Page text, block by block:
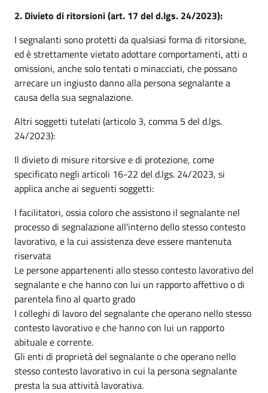
2. Divieto di ritorsioni (art. 17 del d.lgs. 24/2023):
I segnalanti sono protetti da qualsiasi forma di ritorsione,
ed è strettamente vietato adottare comportamenti, atti o
omissioni, anche solo tentati o minacciati, che possano
arrecare un ingiusto danno alla persona segnalante a
causa della sua segnalazione.
Altri soggetti tutelati (articolo 3, comma 5 del d.lgs.
24/2023):
Il divieto di misure ritorsive e di protezione, come
specificato negli articoli 16-22 del d.lgs. 24/2023, si
applica anche ai seguenti soggetti:
I facilitatori, ossia coloro che assistono il segnalante nel
processo di segnalazione all'interno dello stesso contesto
lavorativo, e la cui assistenza deve essere mantenuta
riservata
Le persone appartenenti allo stesso contesto lavorativo del
segnalante e che hanno con lui un rapporto affettivo o di
parentela fino al quarto grado
I colleghi di lavoro del segnalante che operano nello stesso
contesto lavorativo e che hanno con lui un rapporto
abituale e corrente.
Gli enti di proprietà del segnalante o che operano nello
stesso contesto lavorativo in cui la persona segnalante
presta la sua attività lavorativa.